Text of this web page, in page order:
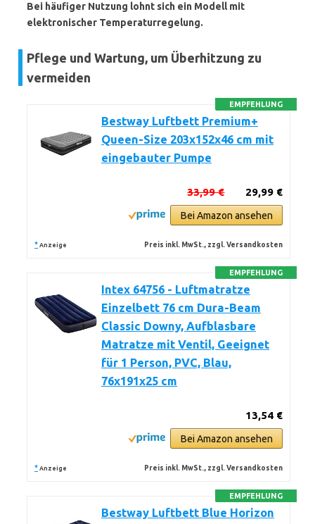
Bei häufiger Nutzung lohnt sich ein Modell mit
elektronischer Temperaturregelung.
Pflege und Wartung, um Überhitzung zu
vermeiden
EMPFEHLUNG
Bestway Luftbett Premium+
Queen-Size 203x152x46 cm mit
eingebauter Pumpe
29,99 €
33,99 €
Bei Amazon ansehen
* Anzeige Preis inkl. MwSt., zzgl. Versandkosten
EMPFEHLUNG
Intex 64756 - Luftmatratze
Einzelbett 76 cm Dura-Beam
Classic Downy, Aufblasbare
Matratze mit Ventil, Geeignet
für 1 Person, PVC, Blau,
76x191x25 cm
13,54 €
Bei Amazon ansehen
* Anzeige Preis inkl. MwSt., zzgl. Versandkosten
EMPFEHLUNG
Bestway Luftbett Blue Horizon